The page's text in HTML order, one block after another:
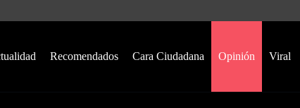
Recomendados Cara Ciudadana Opinión Viral